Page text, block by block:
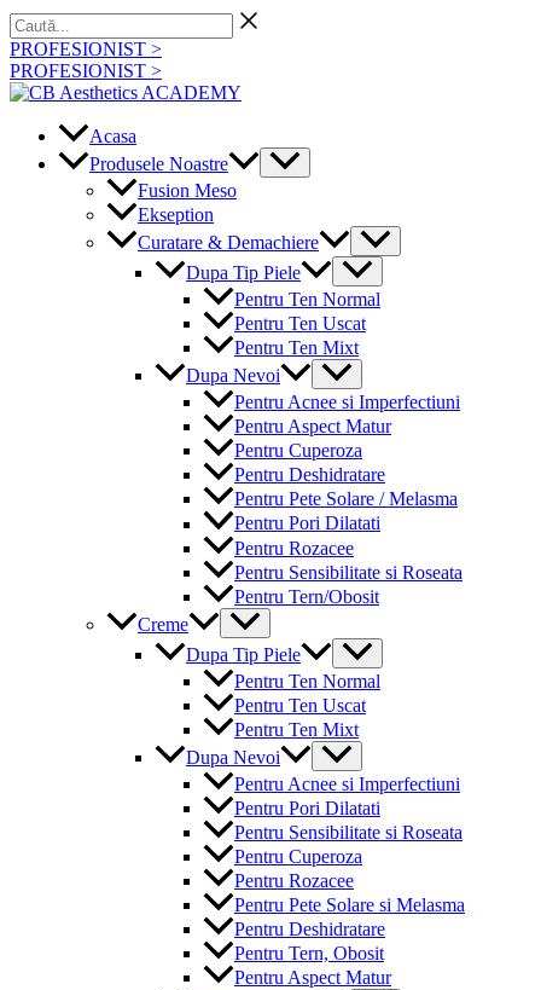
Skip
to
content
Caută...
PROFESIONIST >
PROFESIONIST >
Acasa
Produsele Noastre
Menu
Toggle
Fusion Meso
Ekseption
Curatare & Demachiere
Menu
Toggle
Dupa Tip Piele
Menu
Toggle
Pentru Ten Normal
Pentru Ten Uscat
Pentru Ten Mixt
Dupa Nevoi
Menu
Toggle
Pentru Acnee si Imperfectiuni
Pentru Aspect Matur
Pentru Cuperoza
Pentru Deshidratare
Pentru Pete Solare / Melasma
Pentru Pori Dilatati
Pentru Rozacee
Pentru Sensibilitate si Roseata
Pentru Tern/Obosit
Creme
Menu
Toggle
Dupa Tip Piele
Menu
Toggle
Pentru Ten Normal
Pentru Ten Uscat
Pentru Ten Mixt
Dupa Nevoi
Menu
Toggle
Pentru Acnee si Imperfectiuni
Pentru Pori Dilatati
Pentru Sensibilitate si Roseata
Pentru Cuperoza
Pentru Rozacee
Pentru Pete Solare si Melasma
Pentru Deshidratare
Pentru Tern, Obosit
Pentru Aspect Matur